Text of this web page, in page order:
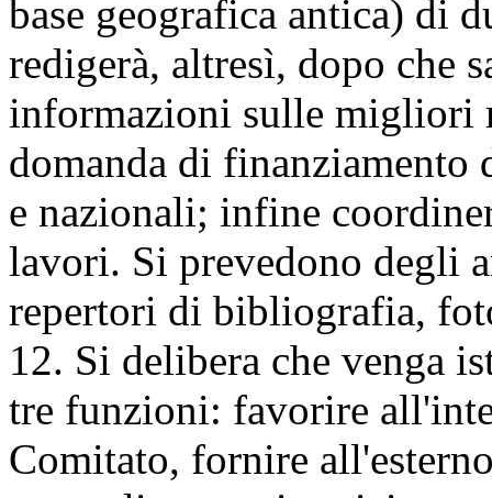
base geografica antica) di
redigerà, altresì, dopo che
informazioni sulle migliori
domanda di
e nazionali; infine
lavori. Si prevedono degli
repertori di bibliografia,
12. Si delibera che venga
tre funzioni: favorire
Comitato, fornire